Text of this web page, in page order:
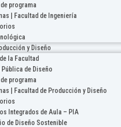
programa
| Facultad de Ingeniería
y Diseño
la Facultad
Pública de Diseño
programa
| Facultad de Producción y Diseño
Integrados de Aula – PIA
de Diseño Sostenible